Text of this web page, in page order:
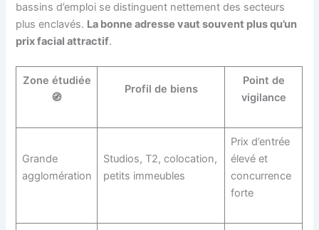
bassins d’emploi se distinguent nettement des secteurs
plus enclavés. La bonne adresse vaut souvent plus qu’un
prix facial attractif.
Zone étudiée
🧭
Profil de biens
Point de
vigilance
Grande
agglomération
Studios, T2, colocation,
petits immeubles
Prix d’entrée
élevé et
concurrence
forte